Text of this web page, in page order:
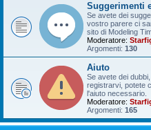
Suggerimenti
Se avete dei
vostro parere ci
sito di Modeling
Moderatore:
Argomenti: 130
Aiuto
Se avete dei
registrarvi, potete
l'aiuto necessario.
Moderatore:
Argomenti: 165